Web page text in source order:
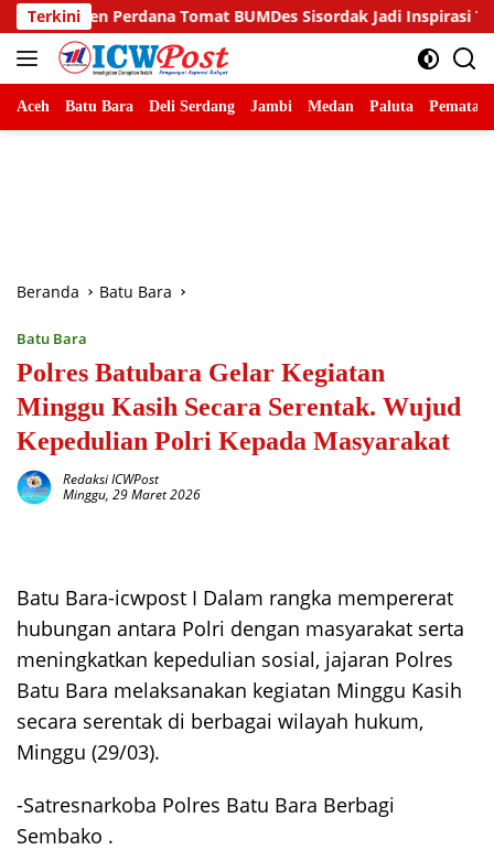
Langsung
ke
konten
Terkini
Tomat BUMDes Sisordak Jadi Inspirasi Tapanuli Utara
Aceh Batu Bara Deli Serdang Jambi Medan Paluta
Beranda Batu Bara
Batu Bara
Polres Batubara Gelar Kegiatan
Minggu Kasih Secara Serentak. Wujud
Kepedulian Polri Kepada Masyarakat
Redaksi ICWPost
Minggu, 29 Maret 2026
Batu Bara-icwpost I Dalam rangka mempererat
hubungan antara Polri dengan masyarakat serta
meningkatkan kepedulian sosial, jajaran Polres
Batu Bara melaksanakan kegiatan Minggu Kasih
secara serentak di berbagai wilayah hukum,
Minggu (29/03).
-Satresnarkoba Polres Batu Bara Berbagi
Sembako .